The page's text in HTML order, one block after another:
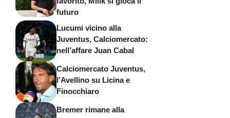
futuro
Lucumi vicino alla
Juventus, Calciomercato:
nell’affare Juan Cabal
Calciomercato Juventus,
l’Avellino su Licina e
Finocchiaro
Bremer rimane alla